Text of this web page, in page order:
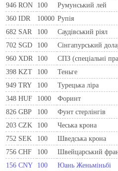
946 RON 100 Румунський лей
360 IDR 10000 Рупія
682 SAR 100 Саудівський ріял
702 SGD 100 Сінгапурський
960 XDR 100 СПЗ (спеціальні
398 KZT 100 Теньге
949 TRY 100 Турецька ліра
348 HUF 1000 Форинт
826 GBP 100 Фунт стерлінгів
203 CZK 100 Чеська крона
752 SEK 100 Шведська крона
756 CHF 100 Швейцарський
156 CNY 100 Юань Женьміньбі